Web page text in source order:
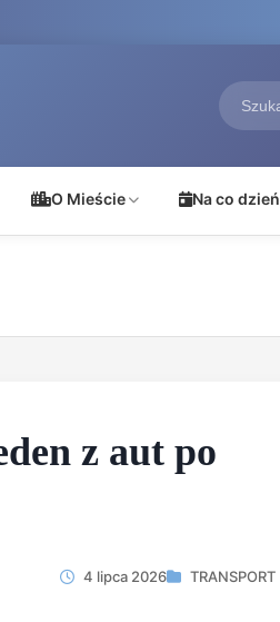
O Mieście Na co dzień
z aut po
4 lipca 2026 TRANSPORT